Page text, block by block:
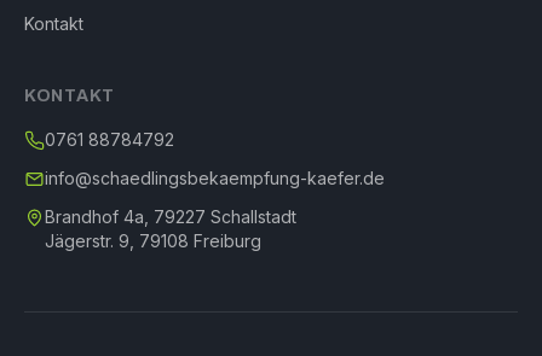
Kontakt
KONTAKT
0761 88784792
info@schaedlingsbekaempfung-kaefer.de
Brandhof 4a, 79227 Schallstadt
Jägerstr. 9, 79108 Freiburg